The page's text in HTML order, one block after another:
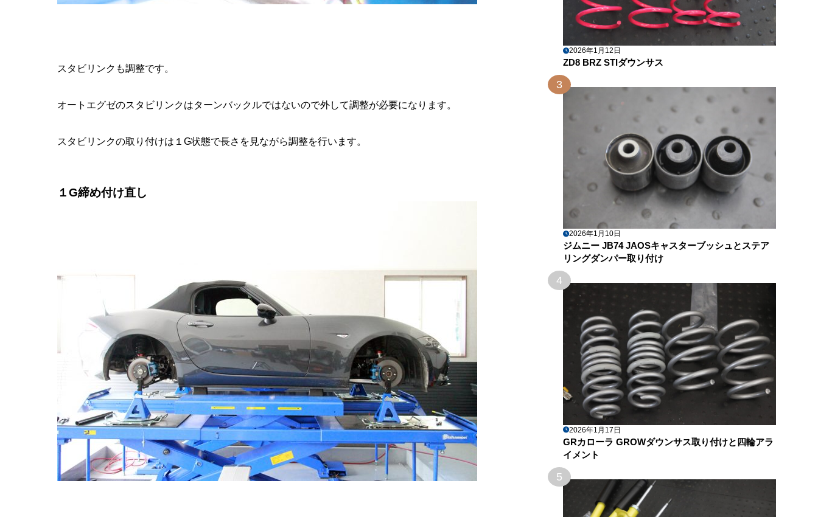
スタビリンクも調整です。
オートエグゼのスタビリンクはターンバックルではないので外して調整が必要になります。
スタビリンクの取り付けは１G状態で長さを見ながら調整を行います。
１G締め付け直し
2026年1月12日
ZD8 BRZ STIダウンサス
3
2026年1月10日
ジムニー JB74 JAOSキャスターブッシュとステア
リングダンパー取り付け
4
2026年1月17日
GRカローラ GROWダウンサス取り付けと四輪アラ
イメント
5